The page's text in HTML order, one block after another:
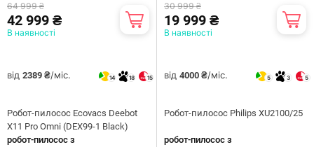
64 999 ₴
42 999 ₴
В наявності
від 2389 ₴/міс. 14 18 15
Робот-пилосос Ecovacs Deebot
X11 Pro Omni (DEX99-1 Black)
робот-пилосос з
30 999 ₴
19 999 ₴
В наявності
від 4000 ₴/міс. 5 3 5
Робот-пилосос Philips XU2100/25
робот-пилосос з